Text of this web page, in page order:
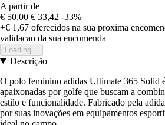
A partir de
€ 50,00 € 33,42 -33%
+€ 1,67 oferecidos na sua proxima
validacao da sua encomenda
Loading...
Descrição
O polo feminino adidas Ultimate 365 Solid
apaixonadas por golfe que buscam a
estilo e funcionalidade. Fabricado pela
por suas inovações em equipamentos